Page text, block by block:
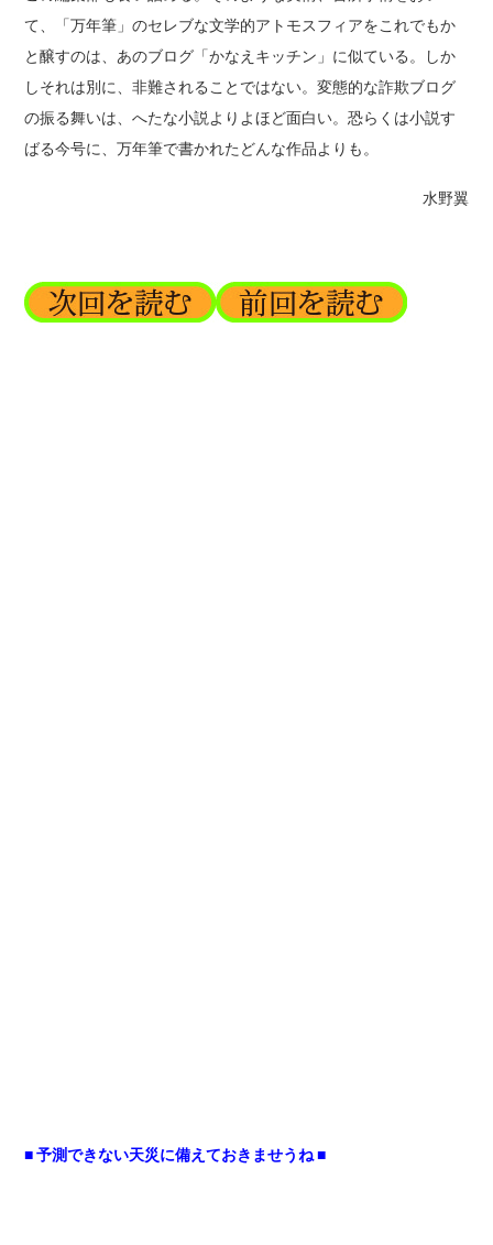
て、「万年筆」のセレブな文学的アトモスフィアをこれでもか
と醸すのは、あのブログ「かなえキッチン」に似ている。しか
しそれは別に、非難されることではない。変態的な詐欺ブログ
の振る舞いは、へたな小説よりよほど面白い。恐らくは小説す
ばる今号に、万年筆で書かれたどんな作品よりも。
水野翼
■ 予測できない天災に備えておきませうね ■